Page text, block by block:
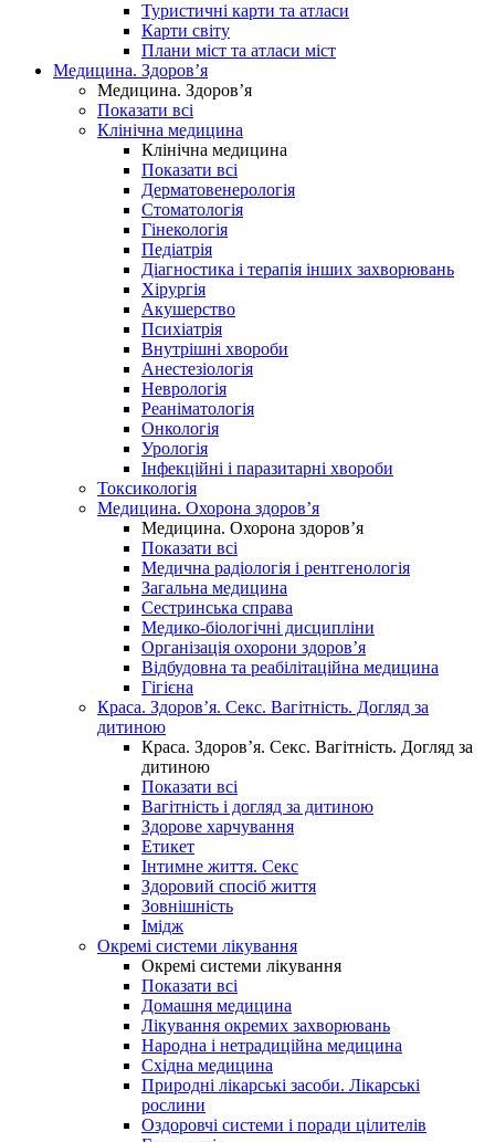
Туристичні карти та атласи
Карти світу
Плани міст та атласи міст
Медицина. Здоров’я
Медицина. Здоров’я
Показати всі
Клінічна медицина
Клінічна медицина
Показати всі
Дерматовенерологія
Стоматологія
Гінекологія
Педіатрія
Діагностика і терапія інших захворювань
Хірургія
Акушерство
Психіатрія
Внутрішні хвороби
Анестезіологія
Неврологія
Реаніматологія
Онкологія
Урологія
Інфекційні і паразитарні хвороби
Токсикологія
Медицина. Охорона здоров’я
Медицина. Охорона здоров’я
Показати всі
Медична радіологія і рентгенологія
Загальна медицина
Сестринська справа
Медико-біологічні дисципліни
Організація охорони здоров’я
Відбудовна та реабілітаційна медицина
Гігієна
Краса. Здоров’я. Секс. Вагітність. Догляд за
дитиною
Краса. Здоров’я. Секс. Вагітність. Догляд за
дитиною
Показати всі
Вагітність і догляд за дитиною
Здорове харчування
Етикет
Інтимне життя. Секс
Здоровий спосіб життя
Зовнішність
Імідж
Окремі системи лікування
Окремі системи лікування
Показати всі
Домашня медицина
Лікування окремих захворювань
Народна і нетрадиційна медицина
Східна медицина
Природні лікарські засоби. Лікарські
рослини
Оздоровчі системи і поради цілителів